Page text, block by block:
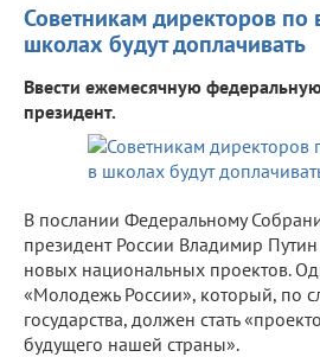
Советникам директоров по
школах будут доплачивать
Ввести ежемесячную
президент.
В послании Федеральному
президент России Владимир
новых национальных проектов.
«Молодежь России», который, по
государства, должен стать
будущего нашей страны».